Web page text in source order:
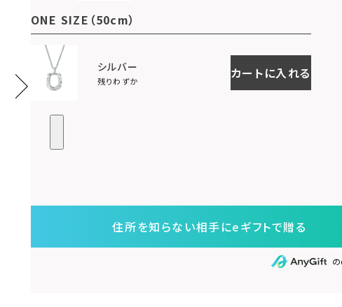
ONE SIZE（50cm）
シルバー
残りわずか カートに入れる
住所を知らない相手にeギフトで贈る
の